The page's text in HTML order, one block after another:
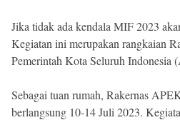
Jika tidak ada kendala MIF 2023
Kegiatan ini merupakan rangkaian
Pemerintah Kota Seluruh Indonesia
Sebagai tuan rumah, Rakernas
berlangsung 10-14 Juli 2023.